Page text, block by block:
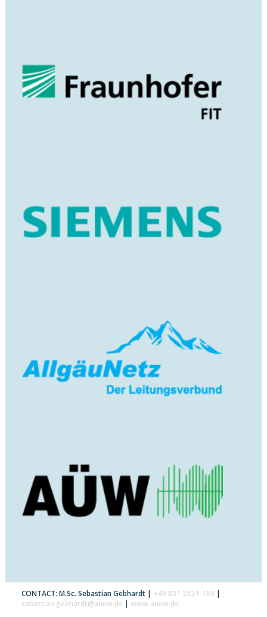
CONTACT: M.Sc. Sebastian Gebhardt | +49 831 2521-169 |
sebastian.gebhardt@auew.de | www.auew.de